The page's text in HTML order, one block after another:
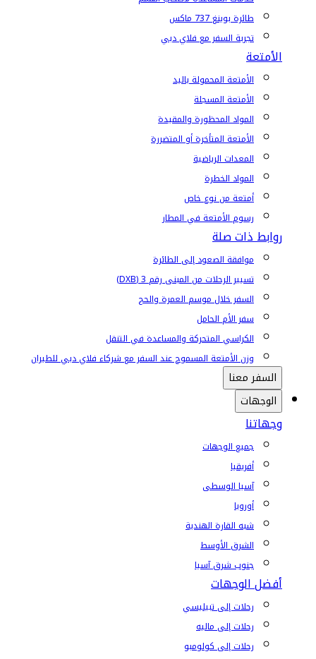
طائرة بوينغ 737 ماكس
تجربة السفر مع فلاي دبي
الأمتعة
الأمتعة المحمولة باليد
الأمتعة المسجلة
المواد المحظورة والمقيدة
الأمتعة المتأخرة أو المتضررة
المعدات الرياضية
المواد الخطرة
أمتعة من نوع خاص
رسوم الأمتعة في المطار
روابط ذات صلة
موافقة الصعود إلى الطائرة
تسيير الرحلات من المبنى رقم 3 (DXB)
السفر خلال موسم العمرة والحج
سفر الأم الحامل
الكراسي المتحركة والمساعدة في التنقل
وزن الأمتعة المسموح عند السفر مع شركاء فلاي دبي للطيران
السفر معنا
الوجهات
وجهاتنا
جميع الوجهات
أفريقيا
آسيا الوسطى
أوروبا
شبه القارة الهندية
الشرق الأوسط
جنوب شرق آسيا
أفضل الوجهات
رحلات إلى تبيليسي
رحلات إلى ماليه
رحلات إلى كولومبو